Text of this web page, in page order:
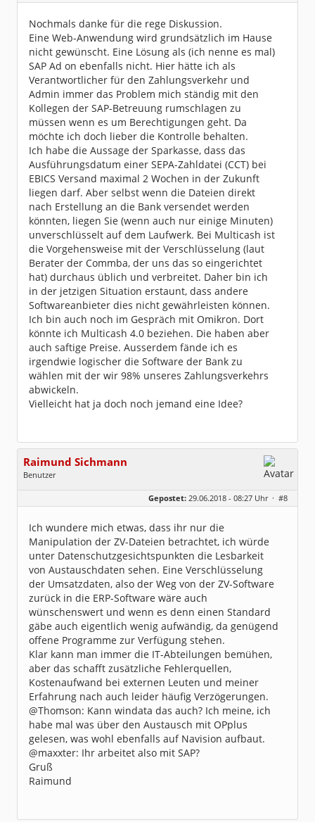
Dabei seit:
06 / 2018
Nochmals danke für die rege Diskussion.
Eine Web-Anwendung wird grundsätzlich im Hause
nicht gewünscht. Eine Lösung als (ich nenne es mal)
SAP Ad on ebenfalls nicht. Hier hätte ich als
Verantwortlicher für den Zahlungsverkehr und
Admin immer das Problem mich ständig mit den
Kollegen der SAP-Betreuung rumschlagen zu
müssen wenn es um Berechtigungen geht. Da
möchte ich doch lieber die Kontrolle behalten.
Ich habe die Aussage der Sparkasse, dass das
Ausführungsdatum einer SEPA-Zahldatei (CCT) bei
EBICS Versand maximal 2 Wochen in der Zukunft
liegen darf. Aber selbst wenn die Dateien direkt
nach Erstellung an die Bank versendet werden
könnten, liegen Sie (wenn auch nur einige Minuten)
unverschlüsselt auf dem Laufwerk. Bei Multicash ist
die Vorgehensweise mit der Verschlüsselung (laut
Berater der Commba, der uns das so eingerichtet
hat) durchaus üblich und verbreitet. Daher bin ich
in der jetzigen Situation erstaunt, dass andere
Softwareanbieter dies nicht gewährleisten können.
Ich bin auch noch im Gespräch mit Omikron. Dort
könnte ich Multicash 4.0 beziehen. Die haben aber
auch saftige Preise. Ausserdem fände ich es
irgendwie logischer die Software der Bank zu
wählen mit der wir 98% unseres Zahlungsverkehrs
abwickeln.
Vielleicht hat ja doch noch jemand eine Idee?
Raimund Sichmann
Benutzer
Dabei seit:
08 / 2002
Gepostet: 29.06.2018 - 08:27 Uhr · #8
Ich wundere mich etwas, dass ihr nur die
Manipulation der ZV-Dateien betrachtet, ich würde
unter Datenschutzgesichtspunkten die Lesbarkeit
von Austauschdaten sehen. Eine Verschlüsselung
der Umsatzdaten, also der Weg von der ZV-Software
zurück in die ERP-Software wäre auch
wünschenswert und wenn es denn einen Standard
gäbe auch eigentlich wenig aufwändig, da genügend
offene Programme zur Verfügung stehen.
Klar kann man immer die IT-Abteilungen bemühen,
aber das schafft zusätzliche Fehlerquellen,
Kostenaufwand bei externen Leuten und meiner
Erfahrung nach auch leider häufig Verzögerungen.
@Thomson: Kann windata das auch? Ich meine, ich
habe mal was über den Austausch mit OPplus
gelesen, was wohl ebenfalls auf Navision aufbaut.
@maxxter: Ihr arbeitet also mit SAP?
Gruß
Raimund